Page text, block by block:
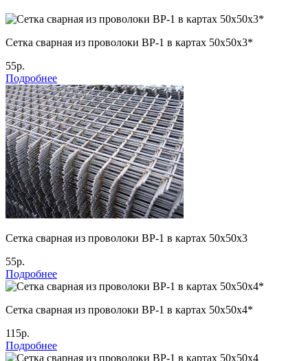
Сетка сварная из проволоки ВР-1 в картах 50х50х3*
55р.
Подробнее
Сетка сварная из проволоки ВР-1 в картах 50х50х3
55р.
Подробнее
Сетка сварная из проволоки ВР-1 в картах 50х50х4*
115р.
Подробнее